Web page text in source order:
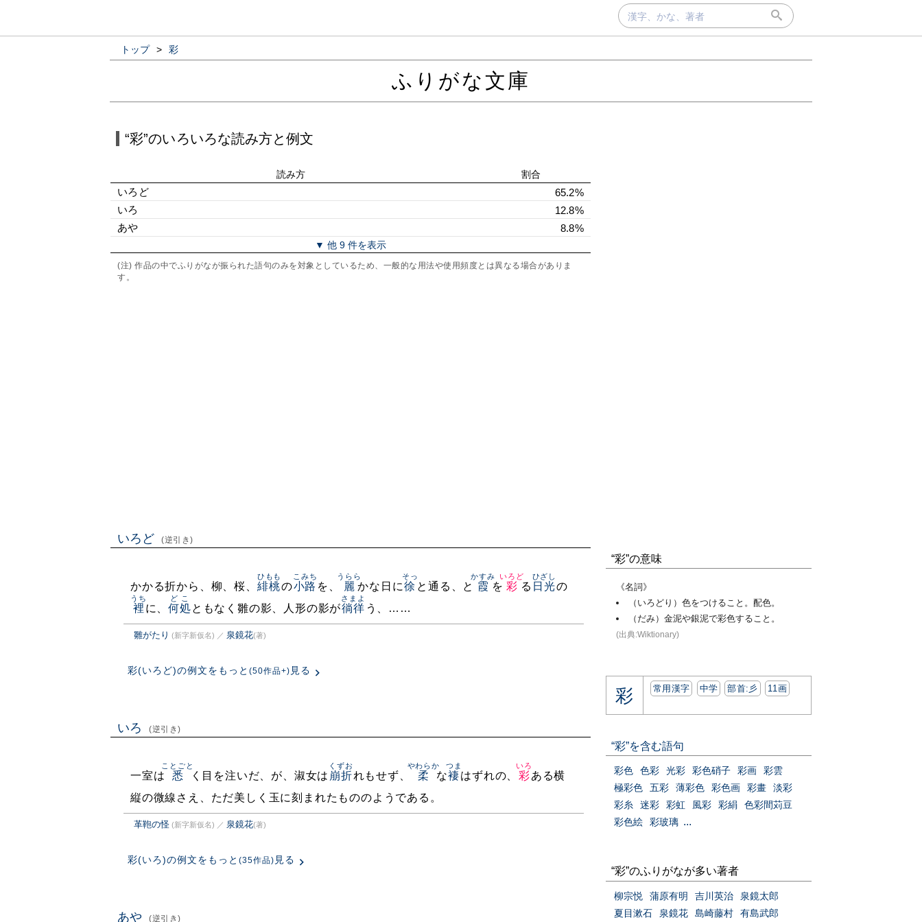
トップ > 彩
ふりがな文庫
“彩”のいろいろな読み方と例文
読み方 割合
いろど
65.2%
いろ
12.8%
あや
8.8%
▼ 他 9 件を表示
(注) 作品の中でふりがなが振られた語句のみを対象としているため、一般的な用法や使用頻度とは異なる場合がありま
す。
いろど (逆引き)
かかる折から、柳、桜、 緋桃
ひもも
の小路
こみち
を、 麗
うらら
かな日に徐
そっ
と通る、と 霞
かすみ
を 彩
いろど
る 日光
ひざし
の
裡
うち
に、何処
どこ
ともなく雛の影、人形の影が徜徉
さまよ
う、……
雛がたり (新字新仮名) ／ 泉鏡花(著)
彩(いろど)の例文をもっと (50作品+) 見る
いろ (逆引き)
一室は 悉
ことごと
く目を注いだ、が、淑女は 崩折
くずお
れもせず、 柔
やわらか
な褄
つま
はずれの、 彩
いろ
ある横
縦の微線さえ、ただ美しく玉に刻まれたもののようである。
革鞄の怪 (新字新仮名) ／ 泉鏡花(著)
彩(いろ)の例文をもっと (35作品) 見る
あや (逆引き)
“彩”の意味
《名詞》
（いろどり）色をつけること。配色。
（だみ）金泥や銀泥で彩色すること。
(出典:Wiktionary)
彩 常用漢字 中学 部首:⼺ 11画
“彩”を含む語句
彩色 色彩 光彩 彩色硝子 彩画
彩雲
極彩色
五彩 薄彩色 彩色画 彩畫
淡彩
彩糸
迷彩 彩虹 風彩 彩絹
色彩間苅豆
彩色絵
彩玻璃 ...
“彩”のふりがなが多い著者
柳宗悦 蒲原有明 吉川英治
泉鏡太郎
夏目漱石
泉鏡花 島崎藤村
有島武郎